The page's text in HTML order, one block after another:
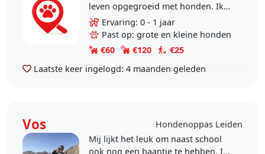
leven opgegroeid met honden. Ik
hou van buiten zijn en zoek een
bijbaantje naast mijn studie als
Industrieel..
Ervaring: 0 - 1 jaar
Past op: grote en kleine honden
€60
€120
€25
Laatste keer ingelogd: 4 maanden geleden
Vos
Hondenoppas Leiden
Mij lijkt het leuk om naast school
ook nog een baantje te hebben. Ik